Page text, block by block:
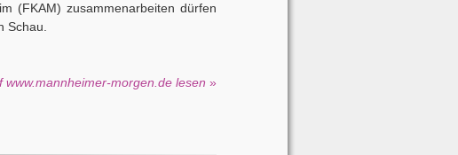
(FKAM) zusammenarbeiten dürfen
Schau.
www.mannheimer-morgen.de lesen »